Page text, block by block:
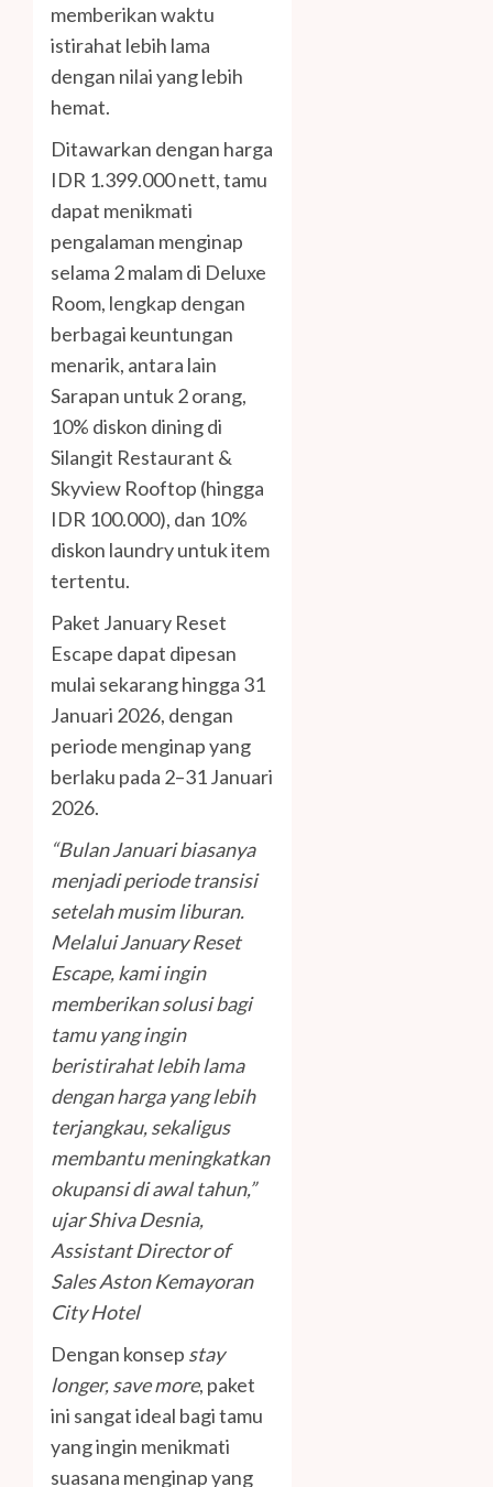
memberikan waktu
istirahat lebih lama
dengan nilai yang lebih
hemat.
Ditawarkan dengan harga
IDR 1.399.000 nett, tamu
dapat menikmati
pengalaman menginap
selama 2 malam di Deluxe
Room, lengkap dengan
berbagai keuntungan
menarik, antara lain
Sarapan untuk 2 orang,
10% diskon dining di
Silangit Restaurant &
Skyview Rooftop (hingga
IDR 100.000), dan 10%
diskon laundry untuk item
tertentu.
Paket January Reset
Escape dapat dipesan
mulai sekarang hingga 31
Januari 2026, dengan
periode menginap yang
berlaku pada 2–31 Januari
2026.
“Bulan Januari biasanya
menjadi periode transisi
setelah musim liburan.
Melalui January Reset
Escape, kami ingin
memberikan solusi bagi
tamu yang ingin
beristirahat lebih lama
dengan harga yang lebih
terjangkau, sekaligus
membantu meningkatkan
okupansi di awal tahun,”
ujar Shiva Desnia,
Assistant Director of
Sales Aston Kemayoran
City Hotel
Dengan konsep stay
longer, save more, paket
ini sangat ideal bagi tamu
yang ingin menikmati
suasana menginap yang